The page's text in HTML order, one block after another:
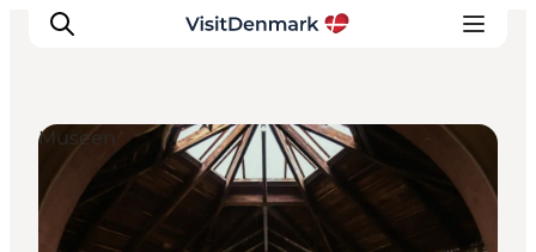
Inspiration
Regionen
Museen